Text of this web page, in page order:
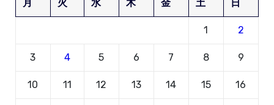
月 火 水 木 金 土 日
1 2
3 4 5 6 7 8 9
10 11 12 13 14 15 16